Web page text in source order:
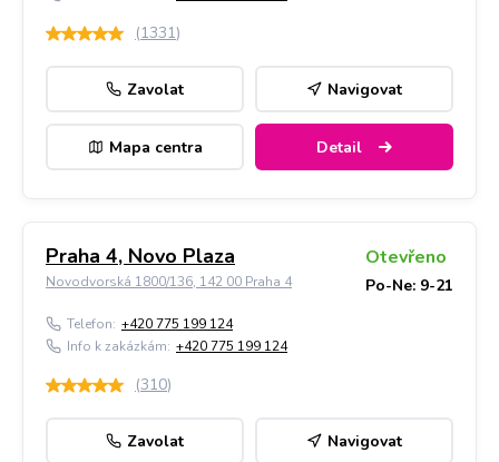
(1331)
Zavolat Navigovat
Mapa centra Detail
Praha 4, Novo Plaza
Novodvorská 1800/136, 142 00 Praha 4
Otevřeno
Po-Ne: 9-21
Telefon: +420 775 199 124
Info k zakázkám: +420 775 199 124
(310)
Zavolat Navigovat